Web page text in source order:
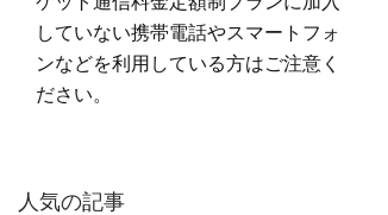
していない携帯電話やスマートフォ
ンなどを利用している方はご注意く
ださい。
人気の記事